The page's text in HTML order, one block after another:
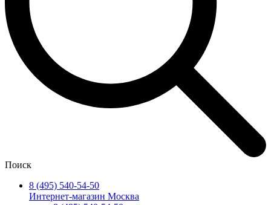
Поиск
8 (495) 540-54-50
Интернет-магазин Москва